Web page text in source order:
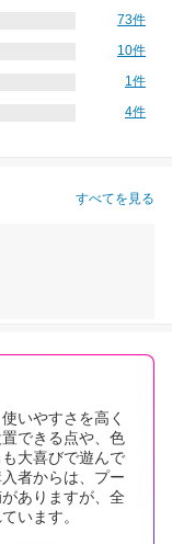
73件
10件
1件
4件
すべてを見る
いやすさを高く
できる点や、色
大喜びで遊んで
者からは、プー
ありますが、全
います。